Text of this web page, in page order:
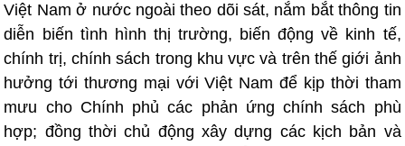
Việt Nam ở nước ngoài theo dõi sát, nắm bắt thông tin
diễn biến tình hình thị trường, biến động về kinh tế,
chính trị, chính sách trong khu vực và trên thế giới ảnh
hưởng tới thương mại với Việt Nam để kịp thời tham
mưu cho Chính phủ các phản ứng chính sách phù
hợp; đồng thời chủ động xây dựng các kịch bản và